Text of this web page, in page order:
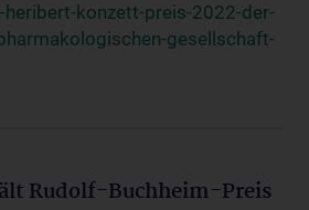
heribert-konzett-preis-2022-der-
gesellschaft-
Rudolf-Buchheim-Preis